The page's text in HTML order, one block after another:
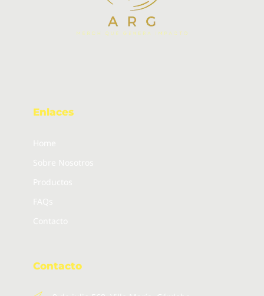
Enlaces
Home
Sobre Nosotros
Productos
FAQs
Contacto
Contacto